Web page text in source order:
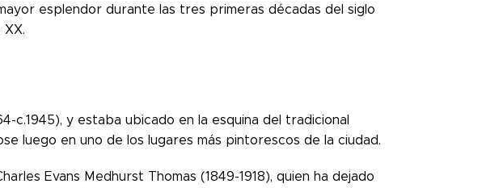
esplendor durante las tres primeras décadas del siglo
c.1945), y estaba ubicado en la esquina del tradicional
luego en uno de los lugares más pintorescos de la ciudad.
Evans Medhurst Thomas (1849-1918), quien ha dejado